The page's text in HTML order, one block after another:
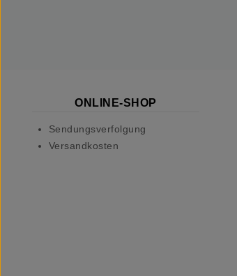
ONLINE-SHOP
Sendungsverfolgung
Versandkosten